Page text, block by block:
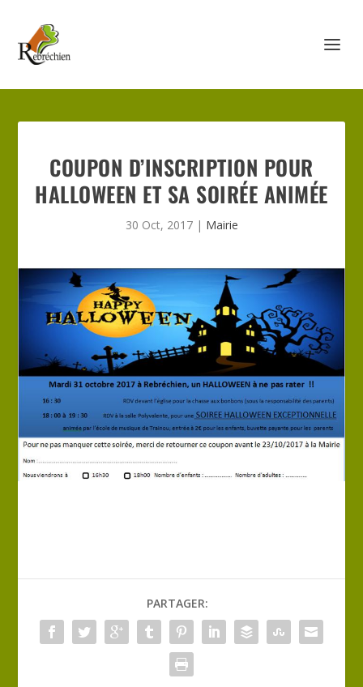
COUPON D’INSCRIPTION POUR
HALLOWEEN ET SA SOIRÉE ANIMÉE
30 Oct, 2017| Mairie
PARTAGER: